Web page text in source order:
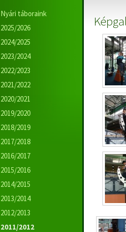
Nyári táboraink
2025/2026
2024/2025
2023/2024
2022/2023
2021/2022
2020/2021
2019/2020
2018/2019
2017/2018
2016/2017
2015/2016
2014/2015
2013/2014
2012/2013
2011/2012